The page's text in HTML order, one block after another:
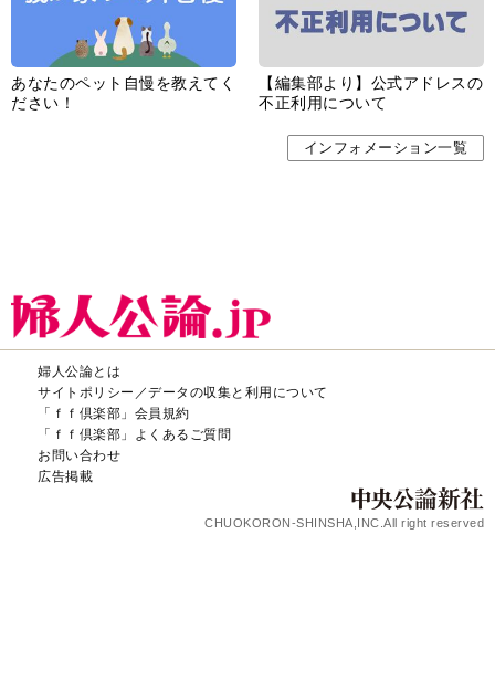
あなたのペット自慢を教えてく
ださい！
【編集部より】公式アドレスの
不正利用について
インフォメーション一覧
婦人公論とは
サイトポリシー／データの収集と利用について
「ｆｆ倶楽部」会員規約
「ｆｆ倶楽部」よくあるご質問
お問い合わせ
広告掲載
CHUOKORON-SHINSHA,INC.All right reserved